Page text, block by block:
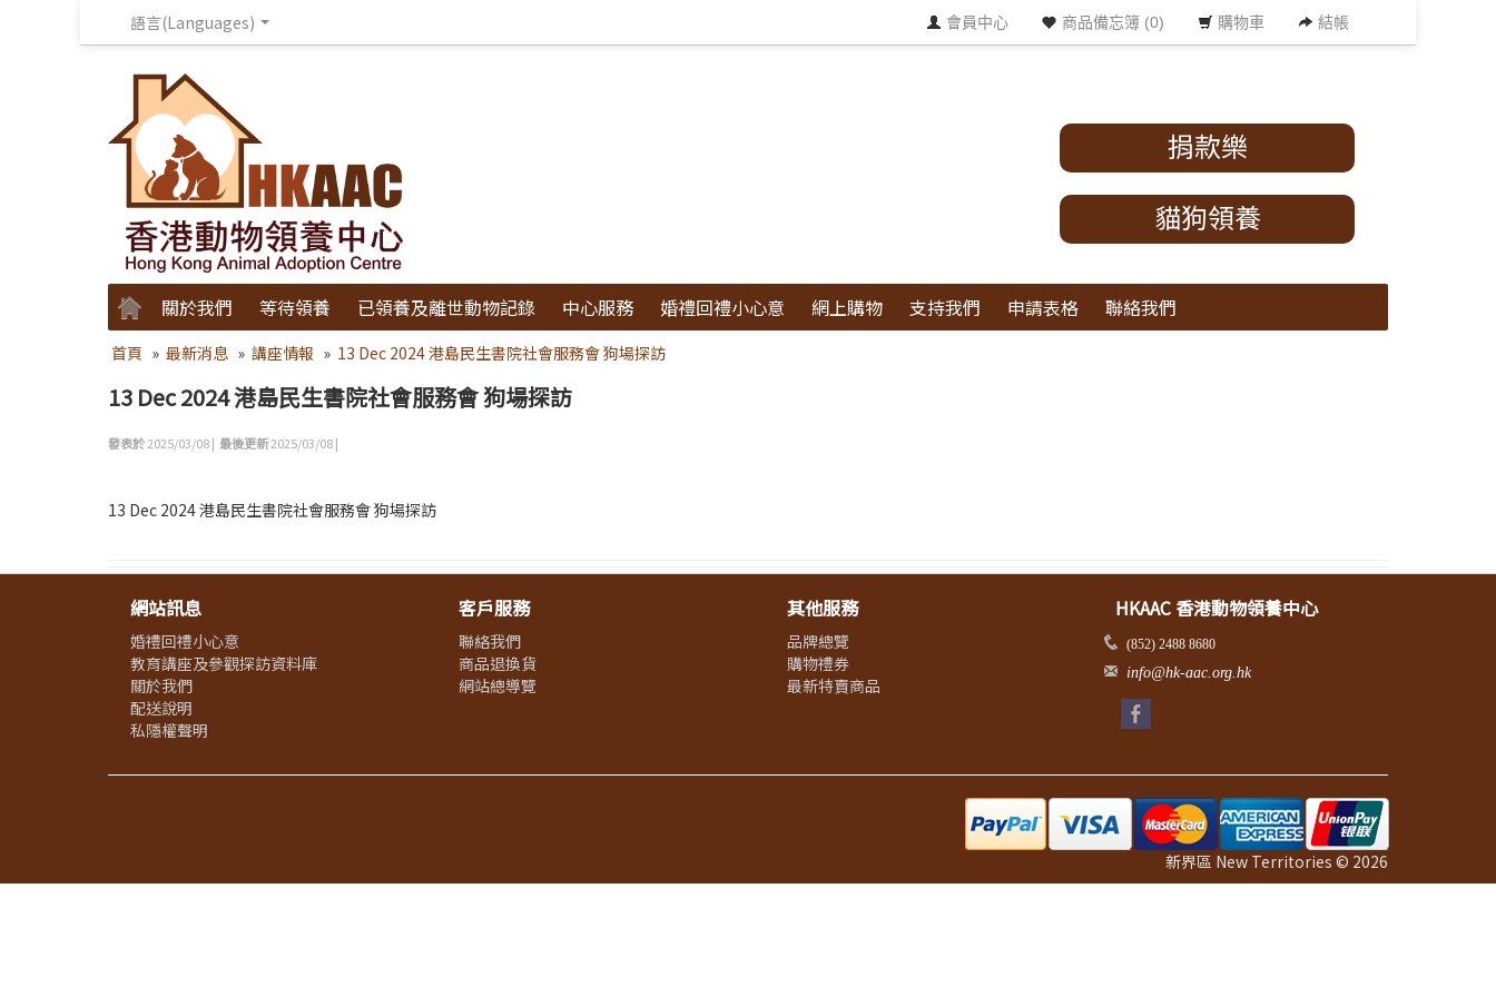
語言(Languages) 會員中心 商品備忘簿 (0) 購物車 結帳
捐款樂
貓狗領養
關於我們 等待領養 已領養及離世動物記錄 中心服務 婚禮回禮小心意 網上購物 支持我們 申請表格 聯絡我們
首頁 » 最新消息 » 講座情報 » 13 Dec 2024 港島民生書院社會服務會 狗場探訪
13 Dec 2024 港島民生書院社會服務會 狗場探訪
發表於2025/03/08 | 最後更新2025/03/08 |
13 Dec 2024 港島民生書院社會服務會 狗場探訪
網站訊息
婚禮回禮小心意
教育講座及參觀探訪資料庫
關於我們
配送說明
私隱權聲明
客戶服務
聯絡我們
商品退換貨
網站總導覽
其他服務
品牌總覽
購物禮券
最新特賣商品
HKAAC 香港動物領養中心
(852) 2488 8680
info@hk-aac.org.hk
新界區 New Territories © 2026